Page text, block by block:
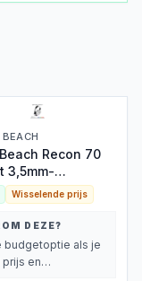
Recon 70
3,5mm-
Wisselende prijs
DEZE?
budgetoptie als je
en